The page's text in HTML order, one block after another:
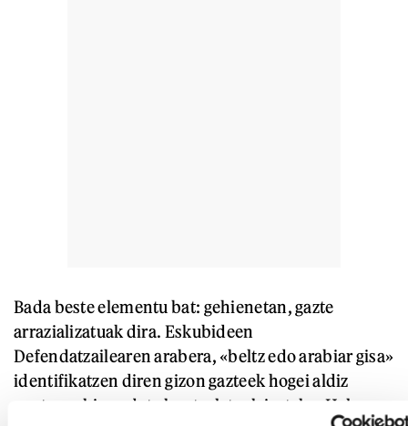
Bada beste elementu bat: gehienetan, gazte
arrazializatuak dira. Eskubideen
Defendatzailearen arabera, «beltz edo arabiar gisa»
identifikatzen diren gizon gazteek hogei aldiz
xantza gehiago dute kontrolatuak izateko. Hala,